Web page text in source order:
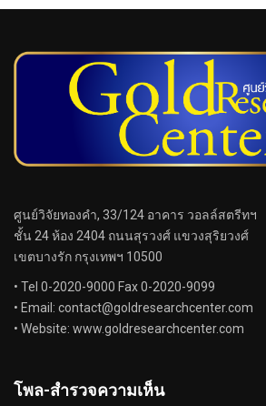
ศูนย์วิจัยทองคำ, 33/124 อาคาร วอลล์สตรีทฯ
ชั้น 24 ห้อง 2404 ถนนสุรวงศ์ แขวงสุริยวงศ์
เขตบางรัก กรุงเทพฯ 10500
• Tel 0-2020-9000 Fax 0-2020-9099
• Email: contact@goldresearchcenter.com
• Website: www.goldresearchcenter.com
โพล-สำรวจความเห็น